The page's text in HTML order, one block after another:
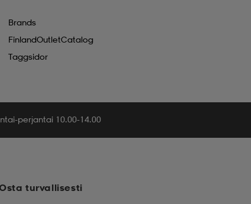
Brands
FinlandOutletCatalog
Taggsidor
perjantai 10.00-14.00
turvallisesti